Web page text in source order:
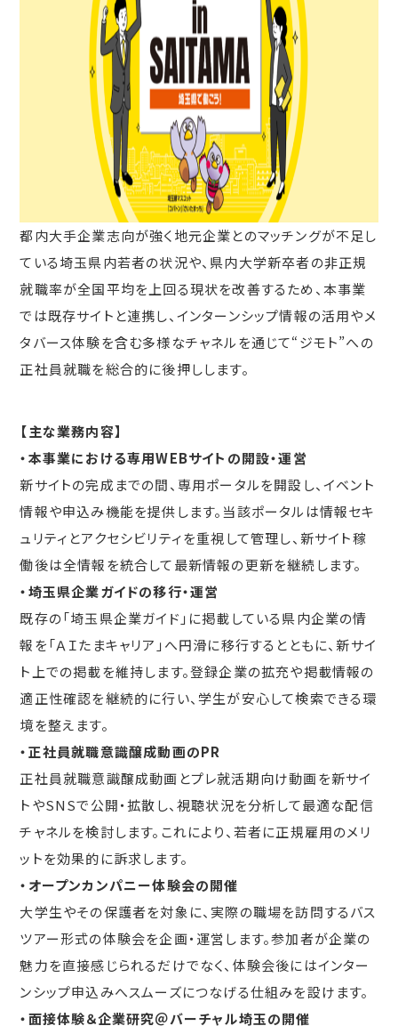
都内大手企業志向が強く地元企業とのマッチングが不足し
ている埼玉県内若者の状況や、県内大学新卒者の非正規
就職率が全国平均を上回る現状を改善するため、本事業
では既存サイトと連携し、インターンシップ情報の活用やメ
タバース体験を含む多様なチャネルを通じて“ジモト”への
正社員就職を総合的に後押しします。
【主な業務内容】
・本事業における専用WEBサイトの開設・運営
新サイトの完成までの間、専用ポータルを開設し、イベント
情報や申込み機能を提供します。当該ポータルは情報セキ
ュリティとアクセシビリティを重視して管理し、新サイト稼
働後は全情報を統合して最新情報の更新を継続します。
・埼玉県企業ガイドの移行・運営
既存の「埼玉県企業ガイド」に掲載している県内企業の情
報を「ＡＩたまキャリア」へ円滑に移行するとともに、新サイ
ト上での掲載を維持します。登録企業の拡充や掲載情報の
適正性確認を継続的に行い、学生が安心して検索できる環
境を整えます。
・正社員就職意識醸成動画のPR
正社員就職意識醸成動画とプレ就活期向け動画を新サイ
トやSNSで公開・拡散し、視聴状況を分析して最適な配信
チャネルを検討します。これにより、若者に正規雇用のメリ
ットを効果的に訴求します。
・オープンカンパニー体験会の開催
大学生やその保護者を対象に、実際の職場を訪問するバス
ツアー形式の体験会を企画・運営します。参加者が企業の
魅力を直接感じられるだけでなく、体験会後にはインター
ンシップ申込みへスムーズにつなげる仕組みを設けます。
・面接体験＆企業研究＠バーチャル埼玉の開催